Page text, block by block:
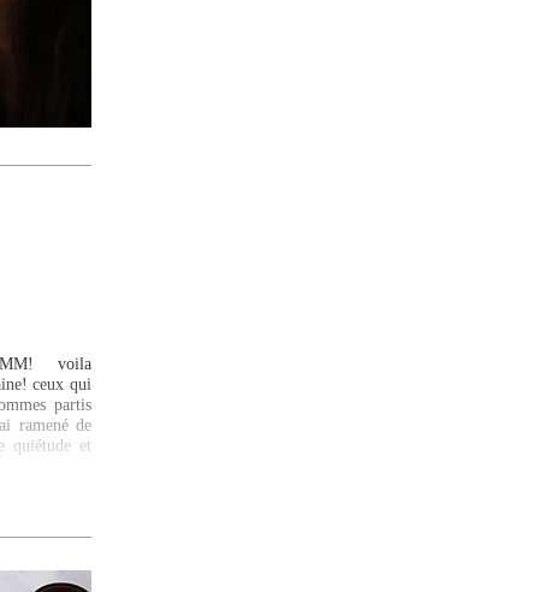
voila
ceux qui
partis
ramené de
quiétude et